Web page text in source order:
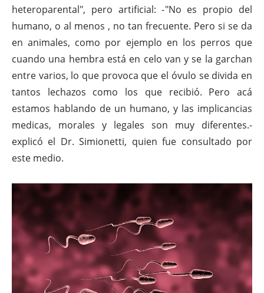
heteroparental", pero artificial: -"No es propio del
humano, o al menos , no tan frecuente. Pero si se da
en animales, como por ejemplo en los perros que
cuando una hembra está en celo van y se la garchan
entre varios, lo que provoca que el óvulo se divida en
tantos lechazos como los que recibió. Pero acá
estamos hablando de un humano, y las implicancias
medicas, morales y legales son muy diferentes.-
explicó el Dr. Simionetti, quien fue consultado por
este medio.